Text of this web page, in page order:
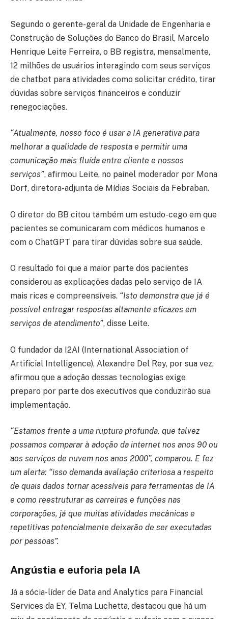
Segundo o gerente-geral da Unidade de Engenharia e
Construção de Soluções do Banco do Brasil, Marcelo
Henrique Leite Ferreira, o BB registra, mensalmente,
12 milhões de usuários interagindo com seus serviços
de chatbot para atividades como solicitar crédito, tirar
dúvidas sobre serviços financeiros e conduzir
renegociações.
“Atualmente, nosso foco é usar a IA generativa para
melhorar a qualidade de resposta e permitir uma
comunicação mais fluída entre cliente e nossos
serviços”, afirmou Leite, no painel moderador por Mona
Dorf, diretora-adjunta de Mídias Sociais da Febraban.
O diretor do BB citou também um estudo-cego em que
pacientes se comunicaram com médicos humanos e
com o ChatGPT para tirar dúvidas sobre sua saúde.
O resultado foi que a maior parte dos pacientes
considerou as explicações dadas pelo serviço de IA
mais ricas e compreensíveis. “Isto demonstra que já é
possível entregar respostas altamente eficazes em
serviços de atendimento”, disse Leite.
O fundador da I2AI (International Association of
Artificial Intelligence), Alexandre Del Rey, por sua vez,
afirmou que a adoção dessas tecnologias exige
preparo por parte dos executivos que conduzirão sua
implementação.
“Estamos frente a uma ruptura profunda, que talvez
possamos comparar à adoção da internet nos anos 90 ou
aos serviços de nuvem nos anos 2000”, comparou. E fez
um alerta: “isso demanda avaliação criteriosa a respeito
de quais dados tornar acessíveis para ferramentas de IA
e como reestruturar as carreiras e funções nas
corporações, já que muitas atividades mecânicas e
repetitivas potencialmente deixarão de ser executadas
por pessoas”.
Angústia e euforia pela IA
Já a sócia-líder de Data and Analytics para Financial
Services da EY, Telma Luchetta, destacou que há um